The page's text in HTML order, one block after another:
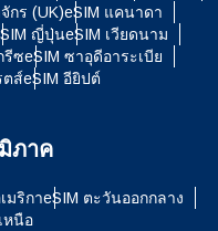
กร (UK)eSIM แคนาดา
ญี่ปุ่นeSIM เวียดนาม
รีซeSIM ซาอุดีอาระเบีย
ตส์eSIM อียิปต์
ภาค
มริกาeSIM ตะวันออกกลาง
หนือ